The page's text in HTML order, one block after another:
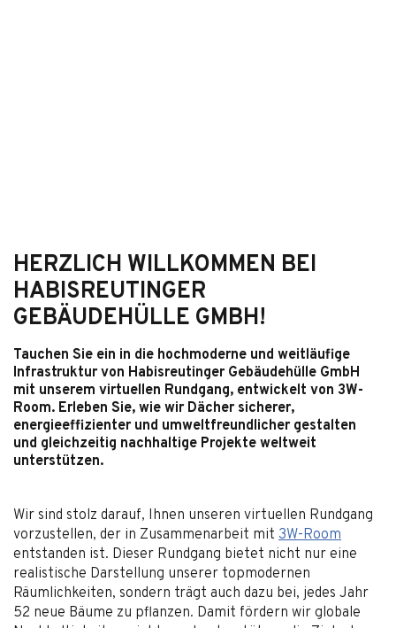
HERZLICH WILLKOMMEN BEI
HABISREUTINGER
GEBÄUDEHÜLLE GMBH!
Tauchen Sie ein in die hochmoderne und weitläufige
Infrastruktur von Habisreutinger Gebäudehülle GmbH
mit unserem virtuellen Rundgang, entwickelt von 3W-
Room. Erleben Sie, wie wir Dächer sicherer,
energieeffizienter und umweltfreundlicher gestalten
und gleichzeitig nachhaltige Projekte weltweit
unterstützen.
Wir sind stolz darauf, Ihnen unseren virtuellen Rundgang
vorzustellen, der in Zusammenarbeit mit 3W-Room
entstanden ist. Dieser Rundgang bietet nicht nur eine
realistische Darstellung unserer topmodernen
Räumlichkeiten, sondern trägt auch dazu bei, jedes Jahr
52 neue Bäume zu pflanzen. Damit fördern wir globale